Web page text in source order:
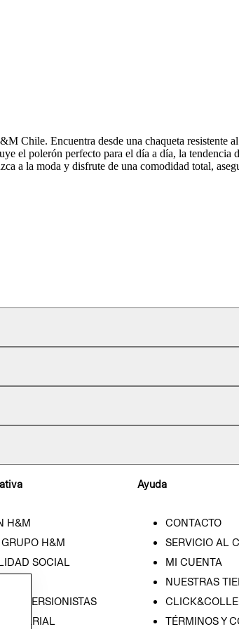
Chile. Encuentra desde una chaqueta resistente
el polerón perfecto para el día a día, la
a la moda y disfrute de una comodidad total,
H&M
H&M
SOCIAL
INVERSIONISTAS
Ayuda
CONTACTO
SERVICIO AL
MI CUENTA
NUESTRAS
TÉRMINOS Y